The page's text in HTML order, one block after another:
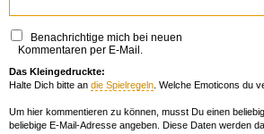
Benachrichtige mich bei neuen
Kommentaren per E-Mail.
Das Kleingedruckte:
Halte Dich bitte an die Spielregeln . Welche Emoticons du
Um hier kommentieren zu können, musst Du einen
beliebige E-Mail-Adresse angeben. Diese Daten werden